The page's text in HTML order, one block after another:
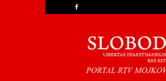
Riječ